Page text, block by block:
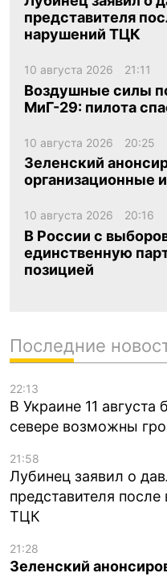
представителя
нарушений ТЦК
10 августа 2026 21:11
Воздушные силы
МиГ-29: пилота
10 августа 2026 20:25
Зеленский
организационные
10 августа 2026 20:16
В России с
единственную
позицией
Последние
22:13
В Украине 11 августа
севере возможны
21:58
Лубинец заявил о
представителя
ТЦК
21:28
Зеленский